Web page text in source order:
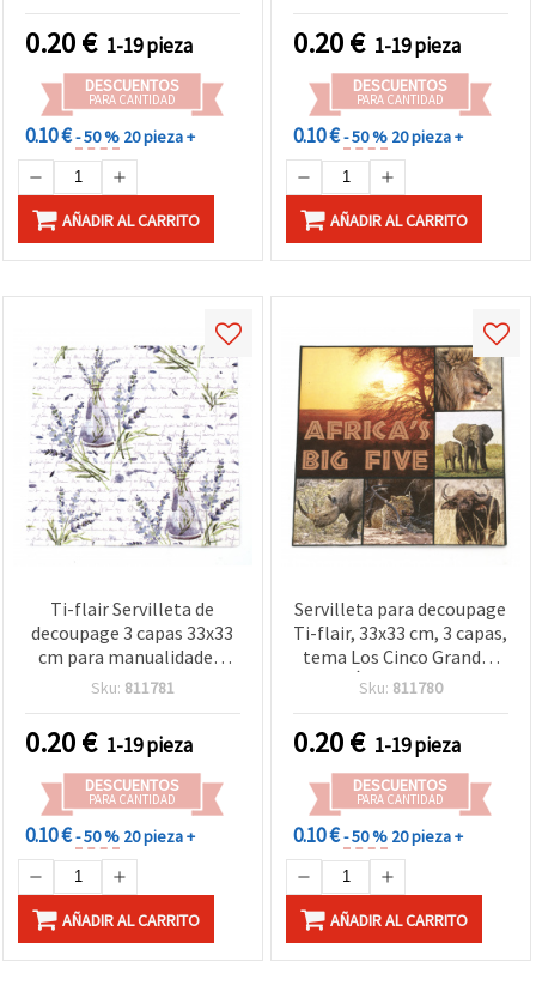
0.20€ 1-19 pieza
DESCUENTOS
PARA CANTIDAD
0.10 €- 50 % 20 pieza +
AÑADIR AL CARRITO
0.20€ 1-19 pieza
DESCUENTOS
PARA CANTIDAD
0.10 €- 50 % 20 pieza +
AÑADIR AL CARRITO
Ti-flair Servilleta de
decoupage 3 capas 33x33
cm para manualidades,
Lavanda en botellas,
Sku: 811781
0.20€ 1-19 pieza
DESCUENTOS
PARA CANTIDAD
0.10 €- 50 % 20 pieza +
AÑADIR AL CARRITO
Servilleta para decoupage
Ti-flair, 33x33 cm, 3 capas,
tema Los Cinco Grandes
de África - 1 pieza
Sku: 811780
0.20€ 1-19 pieza
DESCUENTOS
PARA CANTIDAD
0.10 €- 50 % 20 pieza +
AÑADIR AL CARRITO